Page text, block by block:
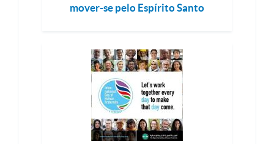
mover-se pelo Espírito Santo